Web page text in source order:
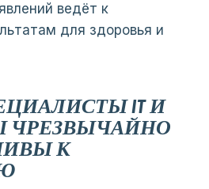
ведёт к
для здоровья и
IT И
ЧРЕЗВЫЧАЙНО
К